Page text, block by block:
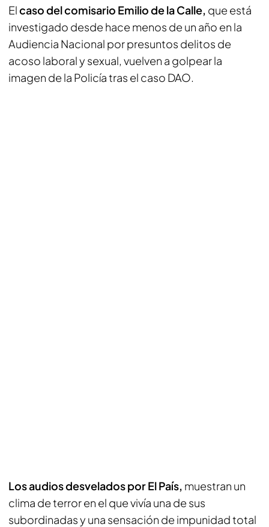
Elcaso del comisario Emilio de la Calle, que está
investigado desde hace menos de un año en la
Audiencia Nacional por presuntos delitos de
acoso laboral y sexual, vuelven a golpear la
imagen de la Policía tras el caso DAO.
Los audios desvelados por El País, muestran un
clima de terror en el que vivía una de sus
subordinadas y una sensación de impunidad total